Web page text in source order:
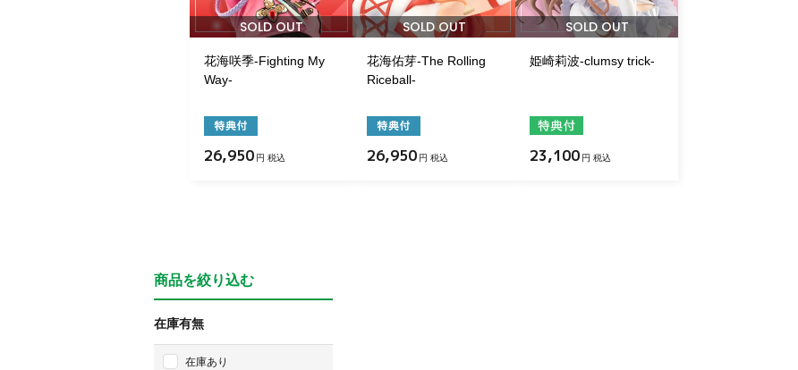
SOLD OUT
花海咲季-Fighting My
Way-
26,950 円 税込
SOLD OUT
花海佑芽-The Rolling
Riceball-
26,950 円 税込
SOLD OUT
姫崎莉波-clumsy trick-
23,100 円 税込
商品を絞り込む
在庫有無
在庫あり